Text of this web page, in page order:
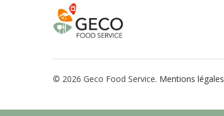
© 2026 Geco Food Service. Mentions légales